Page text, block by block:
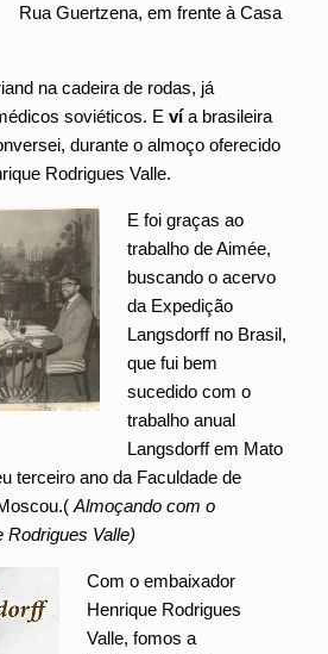
Rua Guertzena, em frente à Casa
na cadeira de rodas, já
soviéticos. E vía brasileira
durante o almoço oferecido
Rodrigues Valle.
E foi graças ao
trabalho de Aimée,
buscando o acervo
da Expedição
Langsdorff no Brasil,
que fui bem
sucedido com o
trabalho anual
Langsdorff em Mato
terceiro ano da Faculdade de
Almoçando com o
Rodrigues Valle)
Com o embaixador
Henrique Rodrigues
Valle, fomos a